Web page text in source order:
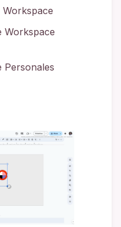
Workspace
Workspace
Personales